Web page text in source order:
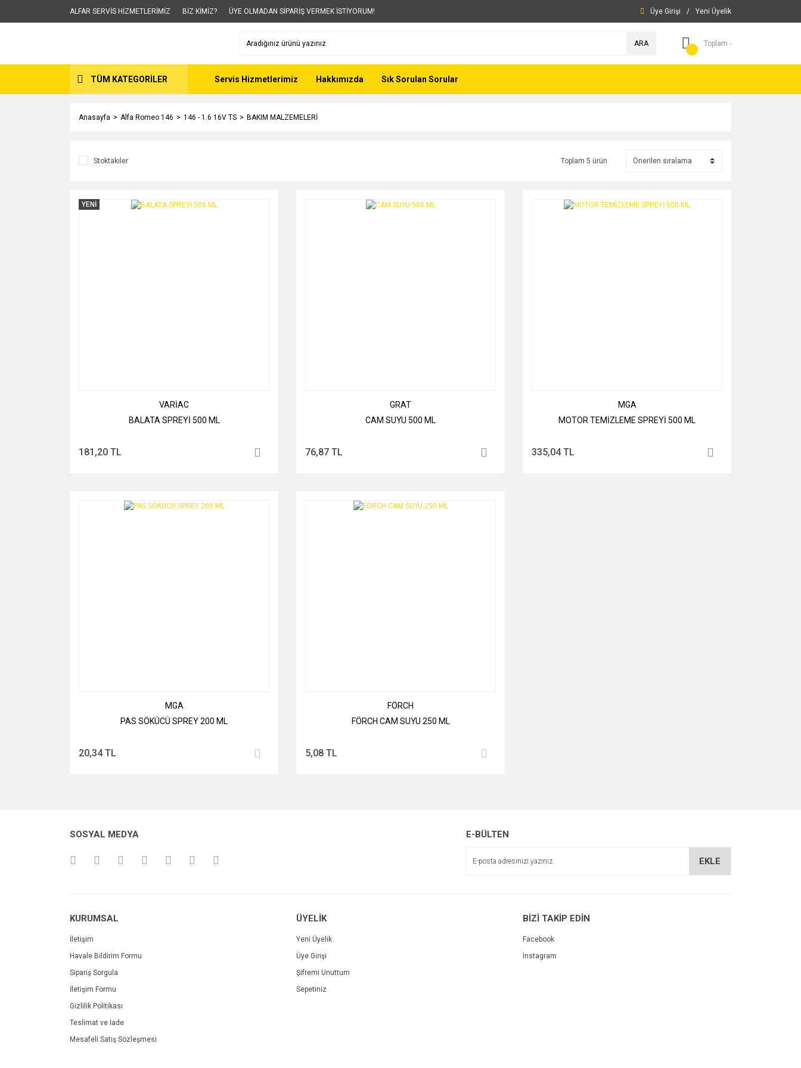
ALFAR SERVİS HİZMETLERİMİZ BİZ KİMİZ? ÜYE OLMADAN SİPARİŞ VERMEK İSTİYORUM! Üye Girişi / Yeni Üyelik
ARA Toplam -
TÜM KATEGORİLER Servis Hizmetlerimiz Hakkımızda Sık Sorulan Sorular
Anasayfa Alfa Romeo 146 146 - 1.6 16V TS BAKIM MALZEMELERİ
Stoktakiler Toplam 5 ürün
YENİ
VARİAC
BALATA SPREYİ 500 ML
181,20 TL
GRAT
CAM SUYU 500 ML
76,87 TL
MGA
MOTOR TEMİZLEME SPREYİ 500 ML
335,04 TL
MGA
PAS SÖKÜCÜ SPREY 200 ML
20,34 TL
FÖRCH
FÖRCH CAM SUYU 250 ML
5,08 TL
SOSYAL MEDYA E-BÜLTEN
EKLE
KURUMSAL
İletişim
Havale Bildirim Formu
Sipariş Sorgula
İletişim Formu
Gizlilik Politikası
Teslimat ve İade
Mesafeli Satış Sözleşmesi
ÜYELİK
Yeni Üyelik
Üye Girişi
Şifremi Unuttum
Sepetiniz
BİZİ TAKİP EDİN
Facebook
Instagram